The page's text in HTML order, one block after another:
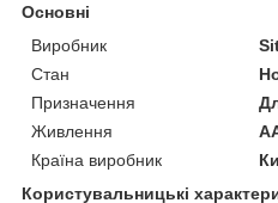
Основні
Виробник
Стан
Призначення
Живлення
Країна виробник
Користувальницькі